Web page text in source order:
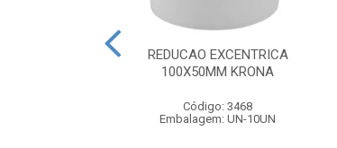
REDUCAO EXCENTRICA
100X50MM KRONA
Código: 3468
Embalagem: UN-10UN